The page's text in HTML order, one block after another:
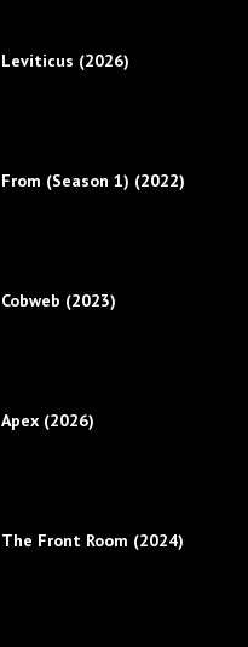
Leviticus (2026)
From (Season 1) (2022)
Cobweb (2023)
Apex (2026)
The Front Room (2024)